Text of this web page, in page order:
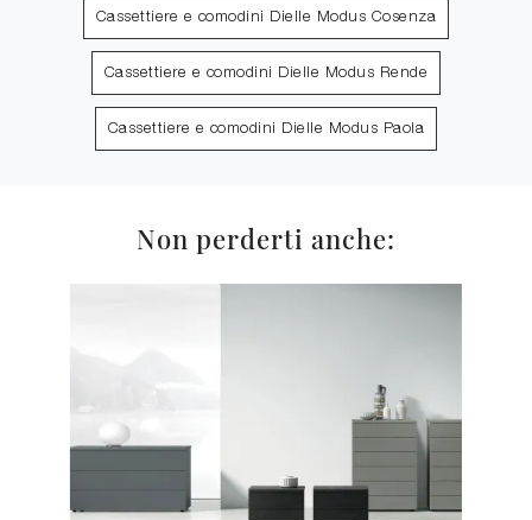
Cassettiere e comodini Dielle Modus Cosenza
Cassettiere e comodini Dielle Modus Rende
Cassettiere e comodini Dielle Modus Paola
Non perderti anche: